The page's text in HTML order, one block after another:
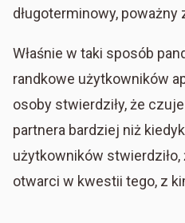
długoterminowy, poważny
Właśnie w taki sposób
randkowe użytkowników
osoby stwierdziły, że
partnera bardziej niż
użytkowników
otwarci w kwestii tego, z